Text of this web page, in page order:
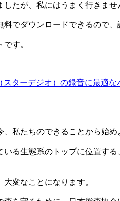
したが、私にはうまく行きませ
料でダウンロードできるので
す。
スターデジオ）の録音に最適
私たちのできることから始め
いる生態系のトップに位置す
変なことになります。